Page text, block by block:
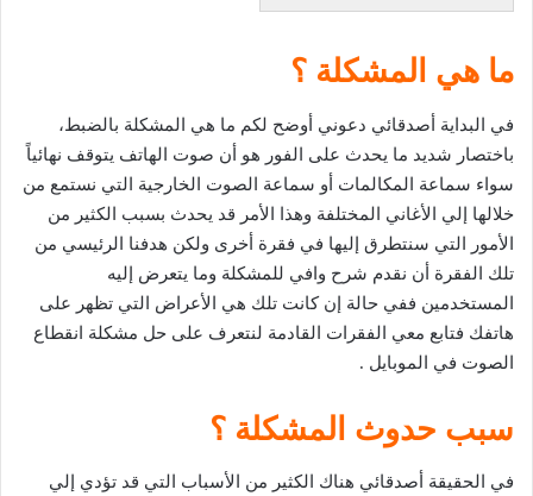
ما هي المشكلة ؟
في البداية أصدقائي دعوني أوضح لكم ما هي المشكلة بالضبط،
باختصار شديد ما يحدث على الفور هو أن صوت الهاتف يتوقف نهائياً
سواء سماعة المكالمات أو سماعة الصوت الخارجية التي نستمع من
خلالها إلي الأغاني المختلفة وهذا الأمر قد يحدث بسبب الكثير من
الأمور التي سنتطرق إليها في فقرة أخرى ولكن هدفنا الرئيسي من
تلك الفقرة أن نقدم شرح وافي للمشكلة وما يتعرض إليه
المستخدمين ففي حالة إن كانت تلك هي الأعراض التي تظهر على
هاتفك فتابع معي الفقرات القادمة لنتعرف على حل مشكلة انقطاع
الصوت في الموبايل .
سبب حدوث المشكلة ؟
في الحقيقة أصدقائي هناك الكثير من الأسباب التي قد تؤدي إلي